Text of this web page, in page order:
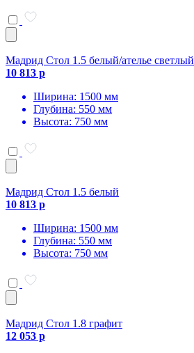
Мадрид Стол 1.5 белый/ателье светлый
10 813 р
Ширина: 1500 мм
Глубина: 550 мм
Высота: 750 мм
Мадрид Стол 1.5 белый
10 813 р
Ширина: 1500 мм
Глубина: 550 мм
Высота: 750 мм
Мадрид Стол 1.8 графит
12 053 р